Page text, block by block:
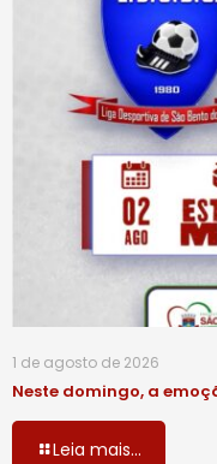
1 de agosto de 2026
Neste domingo, a
Leia mais...